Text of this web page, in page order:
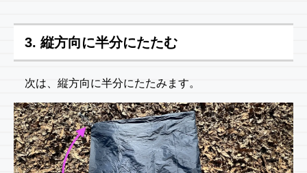
3. 縦方向に半分にたたむ
次は、縦方向に半分にたたみます。